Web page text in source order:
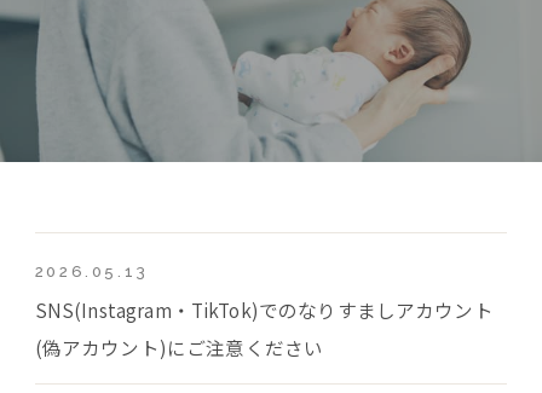
2026.05.13
SNS(Instagram・TikTok)でのなりすましアカウント
(偽アカウント)にご注意ください